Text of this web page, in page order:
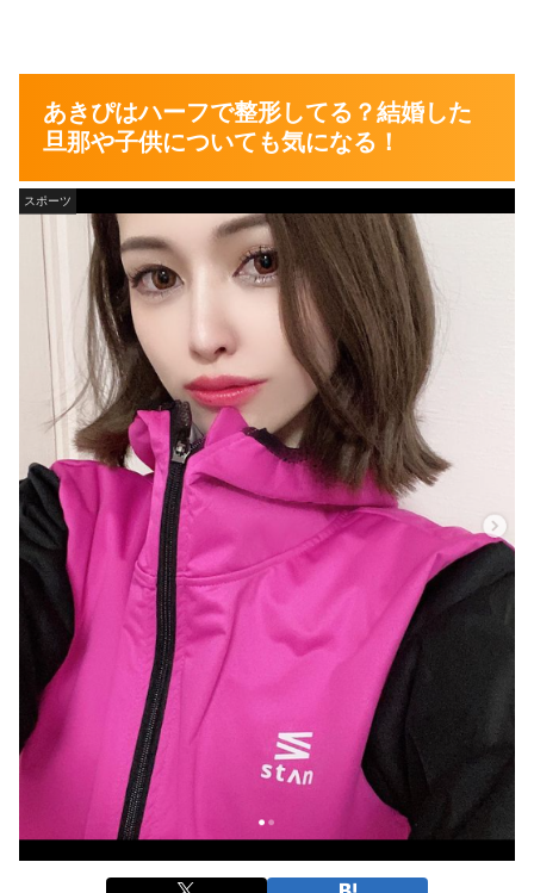
あきぴはハーフで整形してる？結婚した
旦那や子供についても気になる！
スポーツ